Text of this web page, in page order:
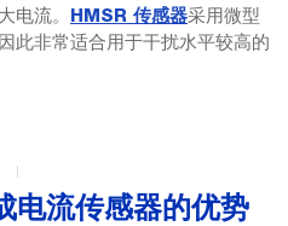
电流。
HMSR 传感器采用微型
此非常适合用于干扰水平较高的
电流传感器的优势